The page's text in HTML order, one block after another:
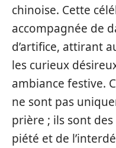
chinoise. Cette
accompagnée de
d’artifice, attirant
les curieux
ambiance festive.
ne sont pas
prière ; ils sont
piété et de